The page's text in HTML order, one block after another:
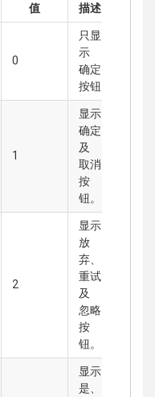
值 描述
0
只显
示
确定
按钮
1
显示
确定
及
取消
按
钮。
2
显示
放
弃、
重试
及
忽略
按
钮。
显示
是、